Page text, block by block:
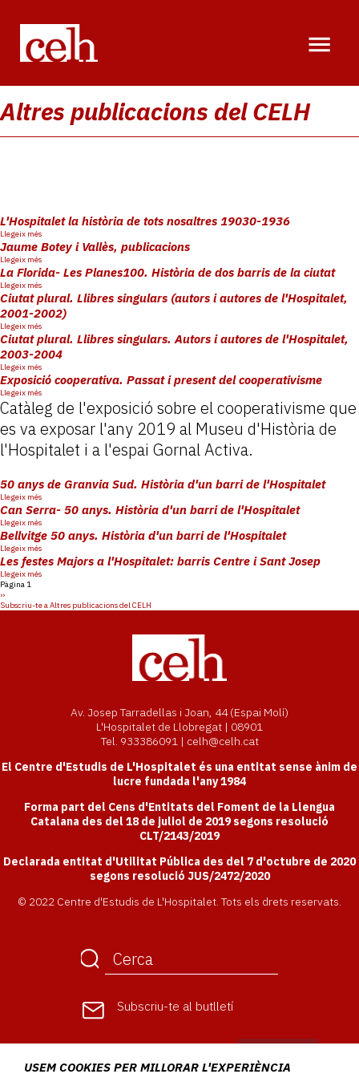
contingut
Altres publicacions del CELH
L'Hospitalet la història de tots nosaltres 19030-1936
Llegeix méssobre
L'Hospitalet
la
història
de
tots
nosaltres
19030-
1936
Jaume Botey i Vallès, publicacions
Llegeix méssobre
Jaume
Botey
i
Vallès,
publicacions
La Florida- Les Planes100. Història de dos barris de la ciutat
Llegeix méssobre
La
Florida-
Les
Planes100.
Història
de
dos
barris
de
ciutat
Ciutat plural. Llibres singulars (autors i autores de l'Hospitalet,
2001-2002)
Llegeix méssobre
Ciutat
plural.
Llibres
singulars
(autors
i
autores
de
l'Hospitalet,
2001-
2002)
Ciutat plural. Llibres singulars. Autors i autores de l'Hospitalet,
2003-2004
Llegeix méssobre
Ciutat
plural.
Llibres
singulars.
Autors
i
autores
de
2004
Exposició cooperativa. Passat i present del cooperativisme
Llegeix méssobre
Exposició
cooperativa.
i
present
del
Catàleg de l'exposició sobre el cooperativisme que
es va exposar l'any 2019 al Museu d'Història de
l'Hospitalet i a l'espai Gornal Activa.
50 anys de Granvia Sud. Història d'un barri de l'Hospitalet
Llegeix méssobre
50
anys
de
Granvia
Sud.
Història
d'un
barri
l'Hospitalet
Can Serra- 50 anys. Història d'un barri de l'Hospitalet
Llegeix méssobre
Can
Serra-
50
anys.
Història
de
Bellvitge 50 anys. Història d'un barri de l'Hospitalet
Llegeix méssobre
Bellvitge
50
anys.
barri
Les festes Majors a l'Hospitalet: barris Centre i Sant Josep
Llegeix méssobre
Majors
Paginació
Pàgina 1
Pàgina
següent
››
Subscriu-te a Altres publicacions del CELH
Av. Josep Tarradellas i Joan, 44 (Espai Molí)
L'Hospitalet de Llobregat | 08901
Tel. 933386091 | celh@celh.cat
El Centre d'Estudis de L'Hospitalet és una entitat sense ànim de
lucre fundada l'any 1984
Forma part del Cens d'Entitats del Foment de la Llengua
Catalana des del 18 de juliol de 2019 segons resolució
CLT/2143/2019
Declarada entitat d'Utilitat Pública des del 7 d'octubre de 2020
segons resolució JUS/2472/2020
© 2022 Centre d'Estudis de L'Hospitalet. Tots els drets reservats.
Subscriu-te al butlletí
USEM COOKIES PER MILLORAR L'EXPERIÈNCIA